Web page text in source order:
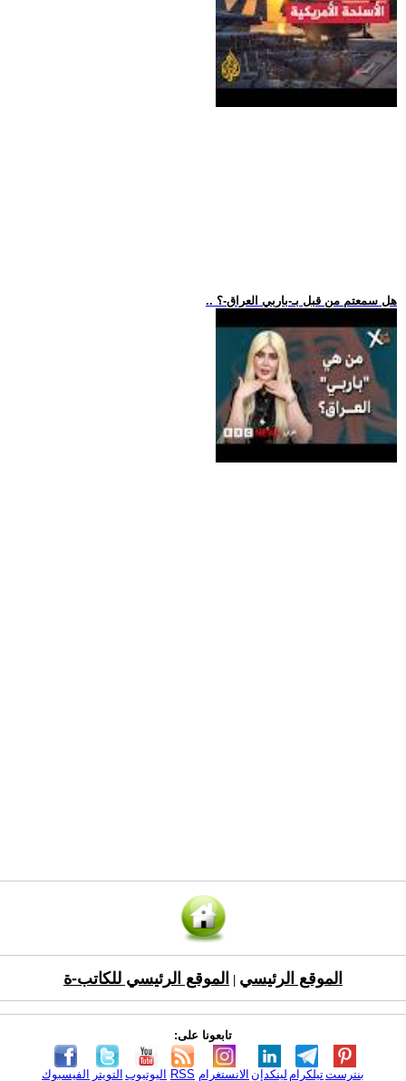
.. هل سمعتم من قبل بـ-باربي العراق-؟
الموقع الرئيسي الموقع الرئيسي للكاتب-ة
تابعونا على:
الفيسبوك التويتر اليوتيوب RSS الانستغرام لينكدإن تيلكرامبنترست